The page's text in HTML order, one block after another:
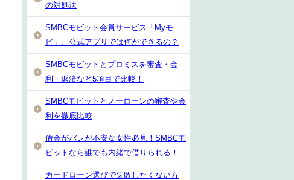
の対処法
SMBCモビット会員サービス「Myモ
ビ」、公式アプリでは何ができるの？
SMBCモビットとプロミスを審査・金
利・返済など5項目で比較！
SMBCモビットとノーローンの審査や金
利を徹底比較
借金がバレが不安な女性必見！SMBCモ
ビットなら誰でも内緒で借りられる！
カードローン選びで失敗したくない方